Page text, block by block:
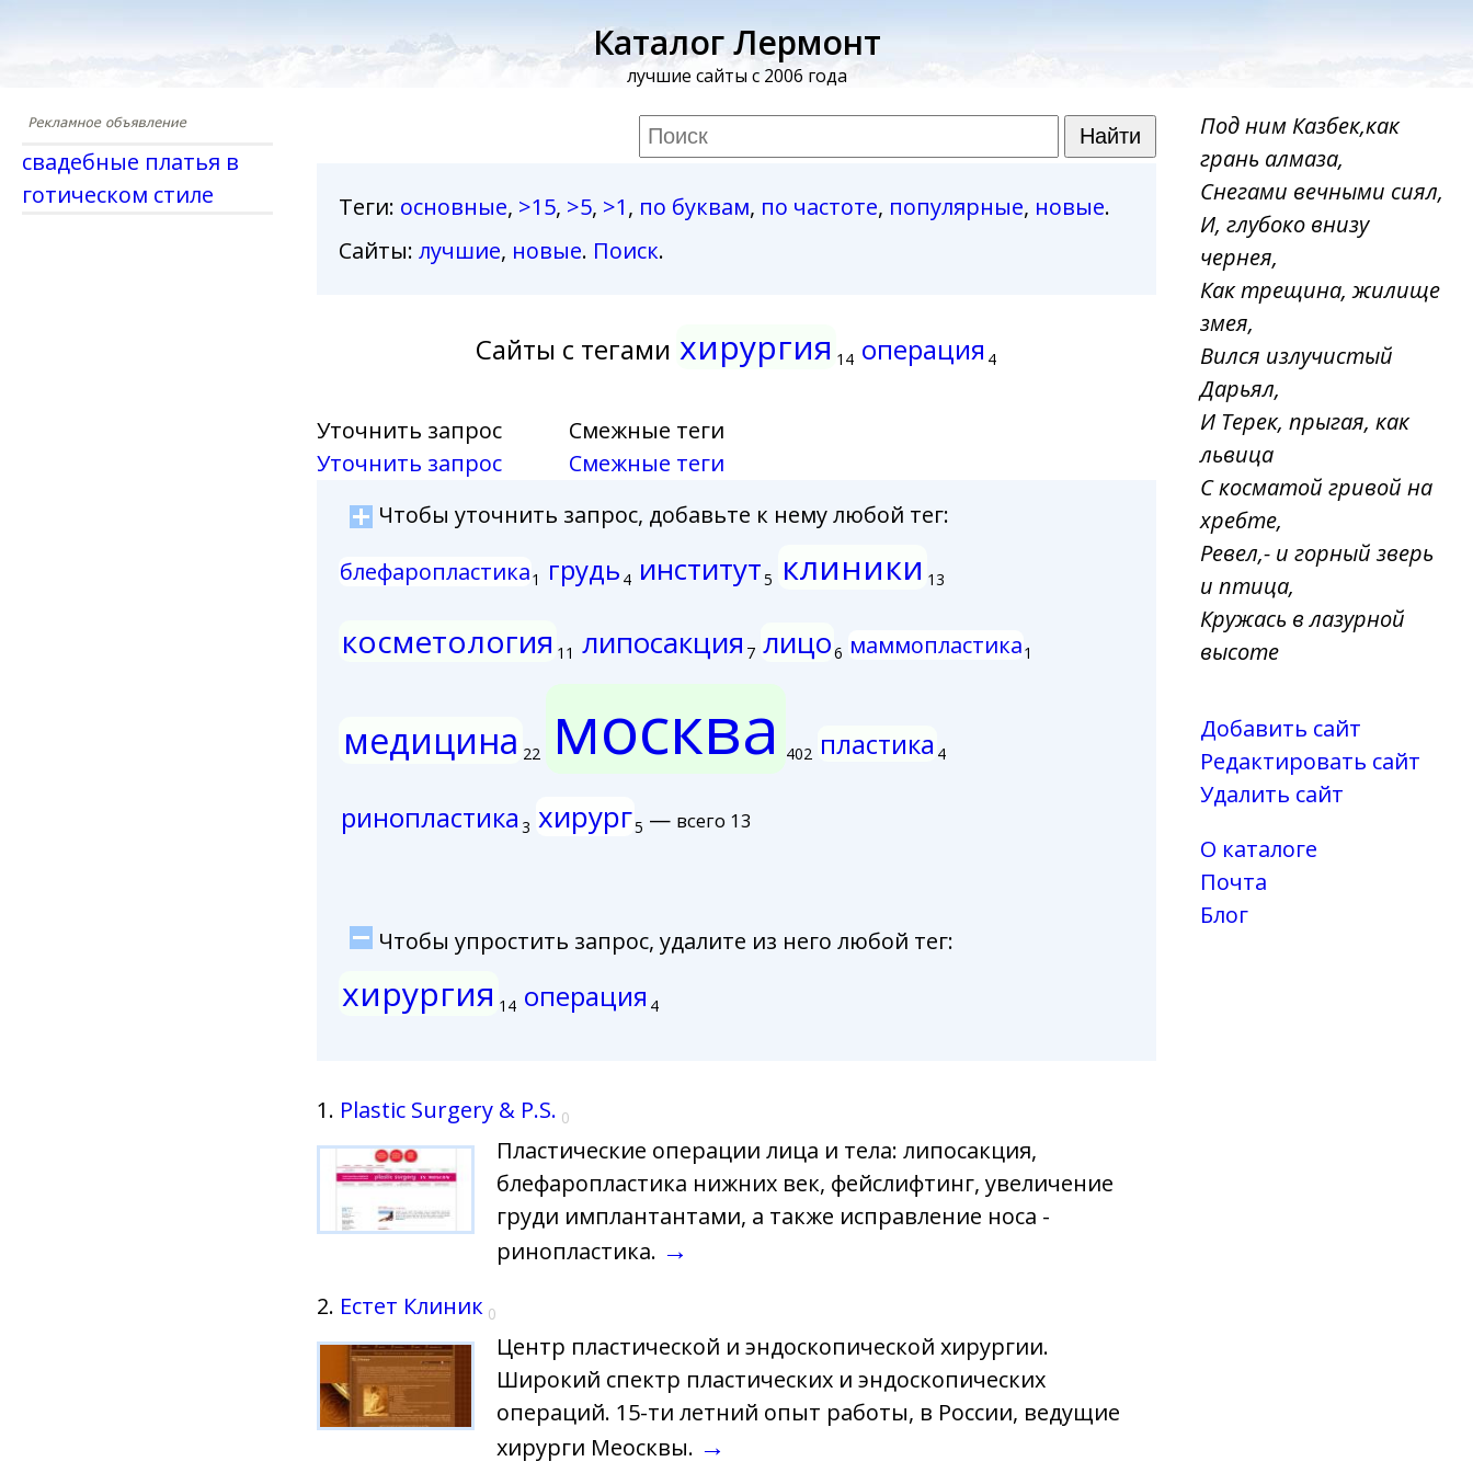
Каталог Лермонт
лучшие сайты с 2006 года
свадебные платья в
готическом стиле
Теги: основные, >15, >5, >1, по буквам, по частоте, популярные, новые.
Сайты: лучшие, новые. Поиск.
Сайты с тегами хирургия 14 операция 4
Уточнить запрос
Уточнить запрос
Смежные теги
Смежные теги
Чтобы уточнить запрос, добавьте к нему любой тег:
блефаропластика1 грудь 4 институт5 клиники 13
косметология 11 липосакция 7 лицо6 маммопластика1
медицина 22 москва 402 пластика 4
ринопластика 3 хирург5 — всего 13
Чтобы упростить запрос, удалите из него любой тег:
хирургия 14 операция 4
1. Plastic Surgery & P.S. 0
Пластические операции лица и тела: липосакция,
блефаропластика нижних век, фейслифтинг, увеличение
груди имплантантами, а также исправление носа -
ринопластика. →
2. Естет Клиник0
Центр пластической и эндоскопической хирургии.
Широкий спектр пластических и эндоскопических
операций. 15-ти летний опыт работы, в России, ведущие
хирурги Меосквы. →
Под ним Казбек,как
грань алмаза,
Снегами вечными сиял,
И, глубоко внизу
чернея,
Как трещина, жилище
змея,
Вился излучистый
Дарьял,
И Терек, прыгая, как
львица
С косматой гривой на
хребте,
Ревел,- и горный зверь
и птица,
Кружась в лазурной
высоте
Добавить сайт
Редактировать сайт
Удалить сайт
О каталоге
Почта
Блог